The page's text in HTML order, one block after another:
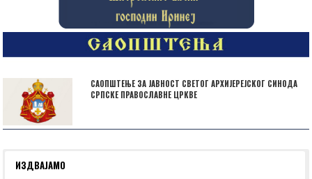
САОПШТЕЊЕ ЗА ЈАВНОСТ СВЕТОГ АРХИЈЕРЕЈСКОГ СИНОДА
СРПСКЕ ПРАВОСЛАВНЕ ЦРКВЕ
ИЗДВАЈАМО